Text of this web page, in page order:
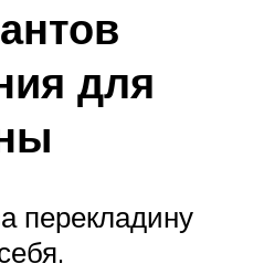
для
перекладину